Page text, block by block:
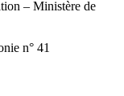
– Ministère de
n° 41